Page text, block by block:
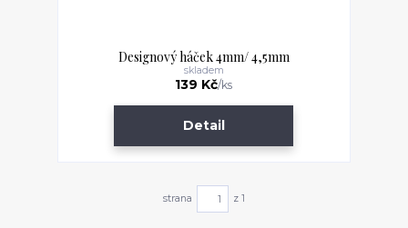
Designový háček 4mm/ 4,5mm
139 Kč/ks
skladem
Detail
strana z 1